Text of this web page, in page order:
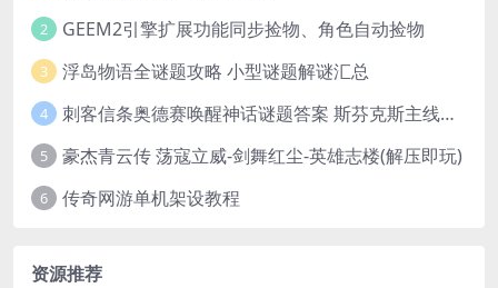
2 GEEM2引擎扩展功能同步捡物、角色自动捡物
3 浮岛物语全谜题攻略 小型谜题解谜汇总
4 刺客信条奥德赛唤醒神话谜题答案 斯芬克斯主线攻略
5 豪杰青云传 荡寇立威-剑舞红尘-英雄志楼(解压即玩)
6 传奇网游单机架设教程
资源推荐